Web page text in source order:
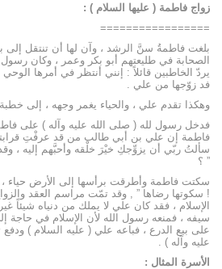
زواج فاطمة ( عليها السلام ) :
=================
بلغت فاطمةُ سنَّ الرشد ، وآن لها أن تنتقل إلى
الصحابة في طليعتهم أبو بكر وعمر ، وكان رسول
يردّ الخاطبين قائلاً : إنني أنتظر في أمرها
فد زوّجها من علي .
وهكذا تقدم علي ، والحياء يغمر وجهه ، إلى
فدخل رسول لله ( صلى الله عليه وآله ) على
فاطمة إن علي بن أبي طالب من قد عرفْتِ
سألتُ ربّي أن يزوِّجكِ خيْرَ خلْقه وأحبَّهم إليه ،
” ؟
سكتت فاطمة وأطرقت برأسها إلى الأرض حياء ،
! سكوتها رضاها ” , وقد تمّت مراسم العقد
الإسلام ، فقد كان علي لا يملك من دنياه شيئاً
سيفه ، فمنعه رسول الله لأن الإسلام في حاجة
على بيع الدرع ، فباعه علي ( عليه السلام ) ودفع
عليه وآله ) .
الأسرة المثال :